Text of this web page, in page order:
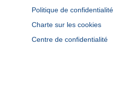
Politique de confidentialité
Charte sur les cookies
Centre de confidentialité